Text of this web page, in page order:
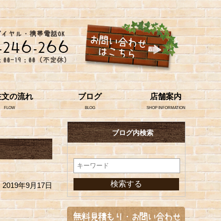
文の流れ
FLOW
ブログ
BLOG
店舗案内
SHOP INFORMATION
2019年9月17日
ブログ内検索